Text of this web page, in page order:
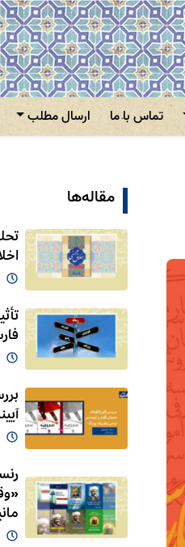
تماس با ما ارسال مطلب
مقاله‌ها